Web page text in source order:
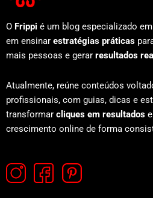
O Frippi é um blog especializado
em ensinar estratégias práticas
mais pessoas e gerar resultados
Atualmente, reúne conteúdos
profissionais, com guias, dicas e
transformar cliques em resultados
crescimento online de forma